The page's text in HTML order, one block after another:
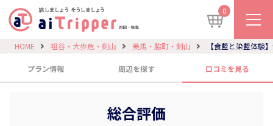
0
HOME 祖谷・大歩危・剣山 美馬・脇町・剣山 【食藍と染藍体験
プラン情報 周辺を探す 口コミを見る
総合評価